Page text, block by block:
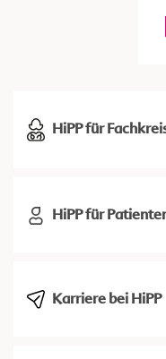
HiPP für
HiPP für
Karriere bei HiPP